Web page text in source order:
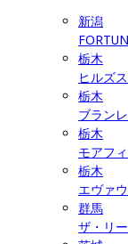
新潟
栃木
ヒルズ
栃木
ブラン
栃木
モアフ
栃木
エヴァ
群馬
ザ・リ